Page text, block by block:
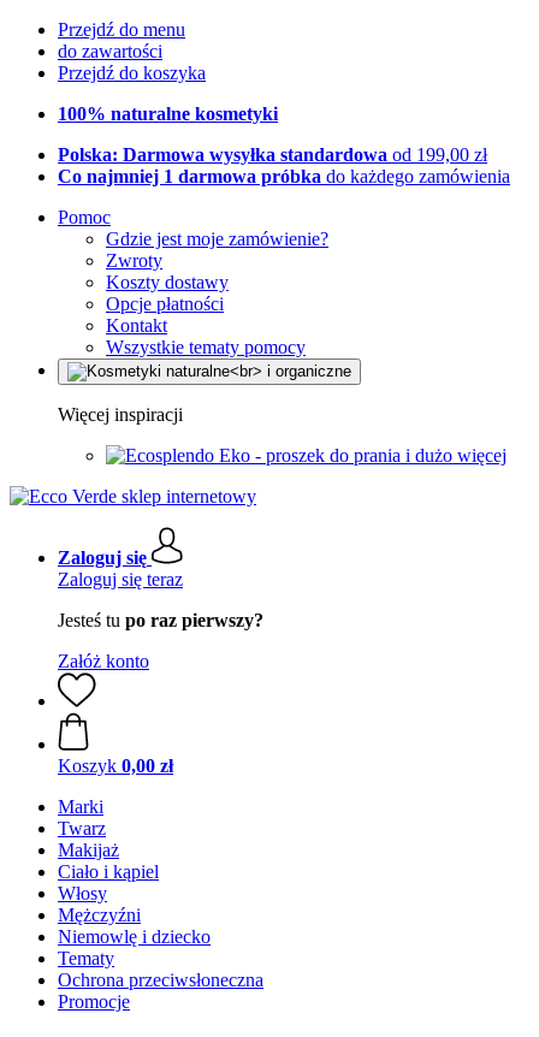
Przejdź do menu
do zawartości
Przejdź do koszyka
100% naturalne kosmetyki
Polska: Darmowa wysyłka standardowa od 199,00 zł
Co najmniej 1 darmowa próbka do każdego zamówienia
Pomoc
Gdzie jest moje zamówienie?
Zwroty
Koszty dostawy
Opcje płatności
Kontakt
Wszystkie tematy pomocy
Więcej inspiracji
Eko - proszek do prania i dużo więcej
Zaloguj się
Zaloguj się teraz
Jesteś tu po raz pierwszy?
Załóż konto
Koszyk 0,00 zł
Marki
Twarz
Makijaż
Ciało i kąpiel
Włosy
Mężczyźni
Niemowlę i dziecko
Tematy
Ochrona przeciwsłoneczna
Promocje